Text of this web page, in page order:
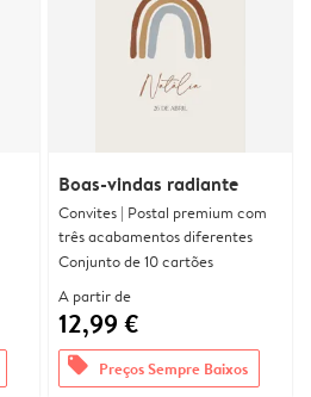
Boas-vindas radiante
Convites | Postal premium com
três acabamentos diferentes
Conjunto de 10 cartões
A partir de
12,99 €
offers Preços Sempre Baixos